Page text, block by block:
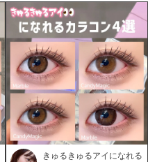
きゅるきゅるアイになれる